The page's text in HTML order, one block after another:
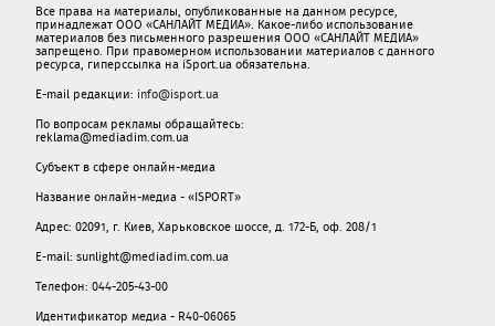
Все права на материалы, опубликованные на данном ресурсе,
принадлежат ООО «САНЛАЙТ МЕДИА». Какое-либо использование
материалов без письменного разрешения ООО «САНЛАЙТ МЕДИА»
запрещено. При правомерном использовании материалов с данного
ресурса, гиперссылка на iSport.ua обязательна.
E-mail редакции: info@isport.ua
По вопросам рекламы обращайтесь:
reklama@mediadim.com.ua
Субъект в сфере онлайн-медиа
Название онлайн-медиа - «ISPORT»
Адрес: 02091, г. Киев, Харьковское шоссе, д. 172-Б, оф. 208/1
E-mail: sunlight@mediadim.com.ua
Телефон: 044-205-43-00
Идентификатор медиа - R40-06065